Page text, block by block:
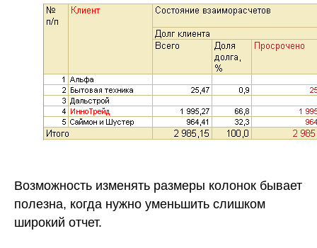
Возможность изменять размеры колонок бывает
полезна, когда нужно уменьшить слишком
широкий отчет.